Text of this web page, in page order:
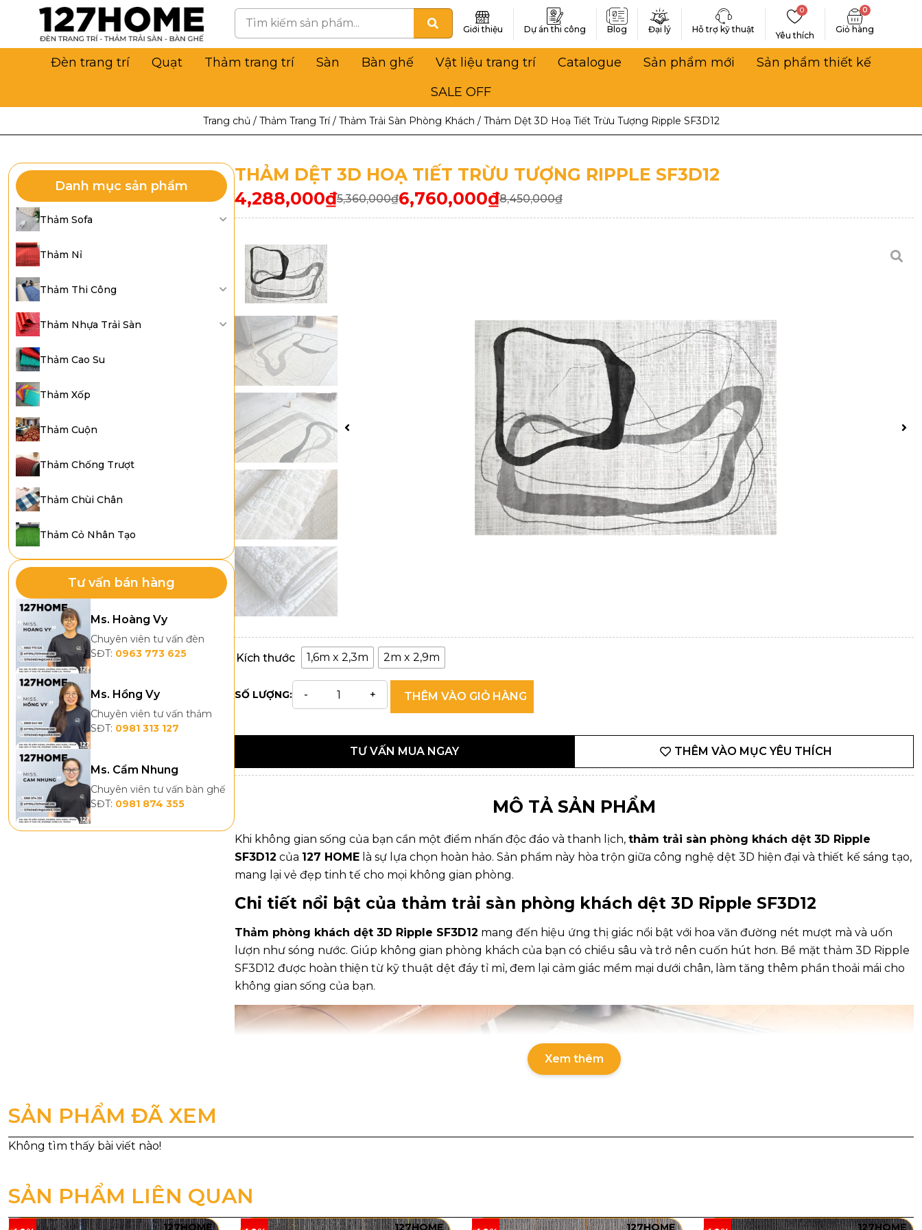
Giới thiệu Dự án thi công Blog Đại lý Hỗ trợ kỹ thuật
Yêu thích
0 0
Đèn trang trí Quạt Thảm trang trí Sàn Bàn ghế Vật liệu trang trí Catalogue Sản phẩm mới
Sản phẩm thiết kế
SALE OFF
Trang chủ / Thảm Trang Trí/ Thảm Trải Sàn Phòng Khách / Thảm Dệt 3D Hoạ Tiết Trừu Tượng Ripple SF3D12
Danh mục sản phẩm
Thảm Sofa
Thảm Nỉ
Thảm Thi Công
Thảm Nhựa Trải Sàn
Thảm Cao Su
Thảm Xốp
Thảm Cuộn
Thảm Chống Trượt
Thảm Chùi Chân
Thảm Cỏ Nhân Tạo
Tư vấn bán hàng
Ms. Hoàng Vy
Chuyên viên tư vấn đèn
SĐT: 0963 773 625
Ms. Hồng Vy
Chuyên viên tư vấn thảm
SĐT: 0981 313 127
Ms. Cẩm Nhung
Chuyên viên tư vấn bàn ghế
SĐT: 0981 874 355
THẢM DỆT 3D HOẠ TIẾT TRỪU TƯỢNG RIPPLE SF3D12
5,360,000₫
4,288,000₫ 8,450,000₫
6,760,000₫
Kích thước 1,6m x 2,3m 2m x 2,9m
SỐ LƯỢNG: THÊM VÀO GIỎ HÀNG
TƯ VẤN MUA NGAY THÊM VÀO MỤC YÊU THÍCH
MÔ TẢ SẢN PHẨM
Khi không gian sống của bạn cần một điểm nhấn độc đáo và thanh lịch, thảm trải sàn phòng khách dệt 3D Ripple
SF3D12 của 127 HOME là sự lựa chọn hoàn hảo. Sản phẩm này hòa trộn giữa công nghệ dệt 3D hiện đại và thiết kế sáng tạo,
mang lại vẻ đẹp tinh tế cho mọi không gian phòng.
Chi tiết nổi bật của thảm trải sàn phòng khách dệt 3D Ripple SF3D12
Thảm phòng khách dệt 3D Ripple SF3D12 mang đến hiệu ứng thị giác nổi bật với hoa văn đường nét mượt mà và uốn
lượn như sóng nước. Giúp không gian phòng khách của bạn có chiều sâu và trở nên cuốn hút hơn. Bề mặt thảm 3D Ripple
SF3D12 được hoàn thiện từ kỹ thuật dệt đáy tỉ mỉ, đem lại cảm giác mềm mại dưới chân, làm tăng thêm phần thoải mái cho
không gian sống của bạn.
Xem thêm
SẢN PHẨM ĐÃ XEM
SẢN PHẨM LIÊN QUAN
127HOME 127HOME 127HOME 127HOME